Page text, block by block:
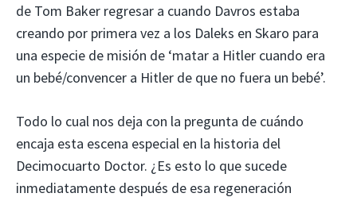
de Tom Baker regresar a cuando Davros estaba
creando por primera vez a los Daleks en Skaro para
una especie de misión de ‘matar a Hitler cuando era
un bebé/convencer a Hitler de que no fuera un bebé’.
Todo lo cual nos deja con la pregunta de cuándo
encaja esta escena especial en la historia del
Decimocuarto Doctor. ¿Es esto lo que sucede
inmediatamente después de esa regeneración